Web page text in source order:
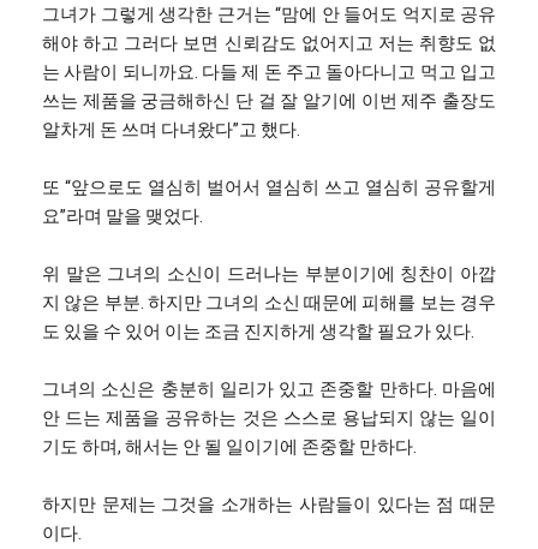
그녀가 그렇게 생각한 근거는 “맘에 안 들어도 억지로 공유
해야 하고 그러다 보면 신뢰감도 없어지고 저는 취향도 없
는 사람이 되니까요. 다들 제 돈 주고 돌아다니고 먹고 입고
쓰는 제품을 궁금해하신 단 걸 잘 알기에 이번 제주 출장도
알차게 돈 쓰며 다녀왔다”고 했다.
또 “앞으로도 열심히 벌어서 열심히 쓰고 열심히 공유할게
요”라며 말을 맺었다.
위 말은 그녀의 소신이 드러나는 부분이기에 칭찬이 아깝
지 않은 부분. 하지만 그녀의 소신 때문에 피해를 보는 경우
도 있을 수 있어 이는 조금 진지하게 생각할 필요가 있다.
그녀의 소신은 충분히 일리가 있고 존중할 만하다. 마음에
안 드는 제품을 공유하는 것은 스스로 용납되지 않는 일이
기도 하며, 해서는 안 될 일이기에 존중할 만하다.
하지만 문제는 그것을 소개하는 사람들이 있다는 점 때문
이다.